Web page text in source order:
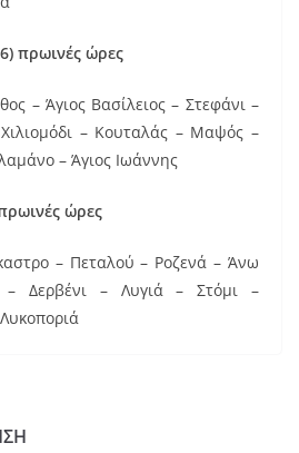
πρωινές ώρες
– Άγιος Βασίλειος – Στεφάνι –
– Κουταλάς – Μαψός –
– Άγιος Ιωάννης
ώρες
– Πεταλού – Ροζενά – Άνω
– Δερβένι – Λυγιά – Στόμι –